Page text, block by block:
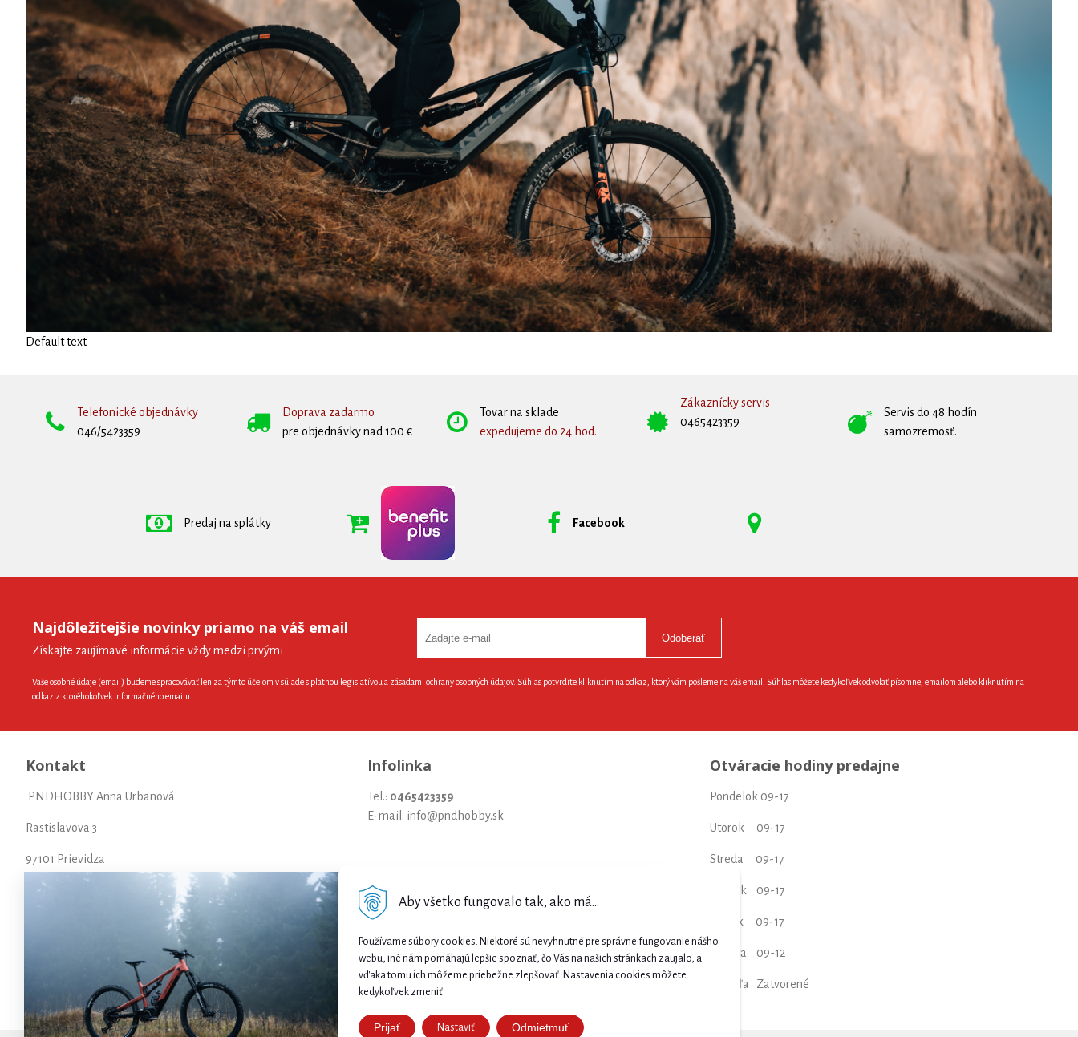
Aby všetko fungovalo tak, ako má...
Používame súbory cookies. Niektoré sú nevyhnutné pre správne fungovanie nášho
webu, iné nám pomáhajú lepšie spoznať, čo Vás na našich stránkach zaujalo, a
vďaka tomu ich môžeme priebežne zlepšovať. Nastavenia cookies môžete
kedykoľvek zmeniť.
Prijať Nastaviť Odmietmuť
Default text
Telefonické objednávky
046/5423359
Doprava zadarmo
pre objednávky nad 100 €
Tovar na sklade
expedujeme do 24 hod.
Zákaznícky servis
0465423359
Servis do 48 hodín
samozremosť.
Predaj na splátky Facebook
Najdôležitejšie novinky priamo na váš email
Získajte zaujímavé informácie vždy medzi prvými
Odoberať
Vaše osobné údaje (email) budeme spracovávať len za týmto účelom v súlade s platnou legislatívou a zásadami ochrany osobných údajov. Súhlas potvrdíte kliknutím na odkaz, ktorý vám pošleme na váš email. Súhlas môžete kedykoľvek odvolať písomne, emailom alebo kliknutím na
odkaz z ktoréhokoľvek informačného emailu.
Kontakt
PNDHOBBY Anna Urbanová
Rastislavova 3
97101 Prievidza
Infolinka
Tel.: 0465423359
E-mail: info@pndhobby.sk
Otváracie hodiny predajne
Pondelok 09-17
Utorok 09-17
Streda 09-17
Štvrtok 09-17
Piatok 09-17
Sobota 09-12
Nedeľa Zatvorené
Najnižšia cena .
Našli ste nižšiu cenu e-biku? Prekonáme ju!
🔥 Pošlite nám ponuku a získajte ešte lepšiu
cenu. 🚴⚡